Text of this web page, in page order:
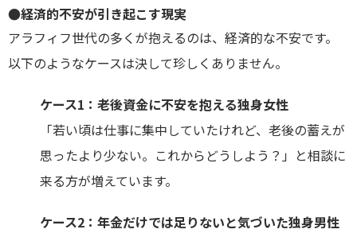
●経済的不安が引き起こす現実
アラフィフ世代の多くが抱えるのは、経済的な不安です。
以下のようなケースは決して珍しくありません。
ケース1：老後資金に不安を抱える独身女性
「若い頃は仕事に集中していたけれど、老後の蓄えが
思ったより少ない。これからどうしよう？」と相談に
来る方が増えています。
ケース2：年金だけでは足りないと気づいた独身男性